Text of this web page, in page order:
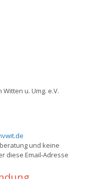
u. Umg. e.V.
und keine
diese Email-Adresse